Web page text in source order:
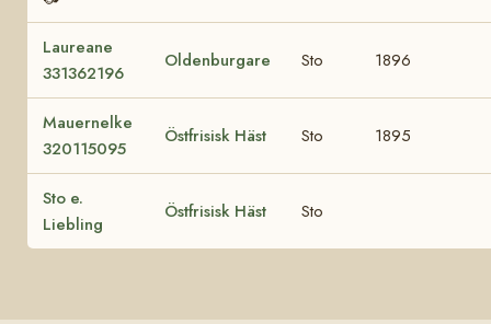
Laureane
331362196
Oldenburgare Sto 1896
Mauernelke
320115095
Östfrisisk Häst Sto 1895
Sto e.
Liebling
Östfrisisk Häst Sto